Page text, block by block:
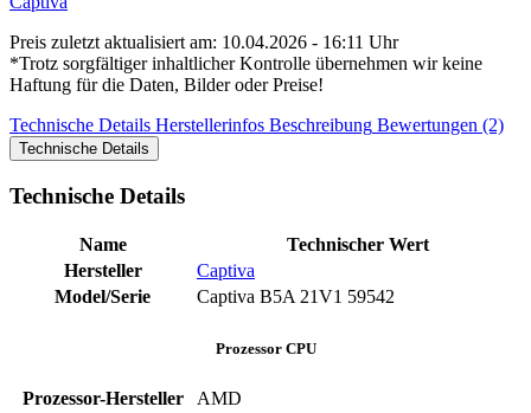
Preis zuletzt aktualisiert am: 10.04.2026 - 16:11 Uhr
*Trotz sorgfältiger inhaltlicher Kontrolle übernehmen wir keine
Haftung für die Daten, Bilder oder Preise!
Technische Details Herstellerinfos Beschreibung Bewertungen (2)
Technische Details
Technische Details
Name
Technischer Wert
Hersteller
Captiva
Model/Serie
‎Captiva B5A 21V1 ‎59542
Prozessor CPU
Prozessor-Hersteller
‎AMD